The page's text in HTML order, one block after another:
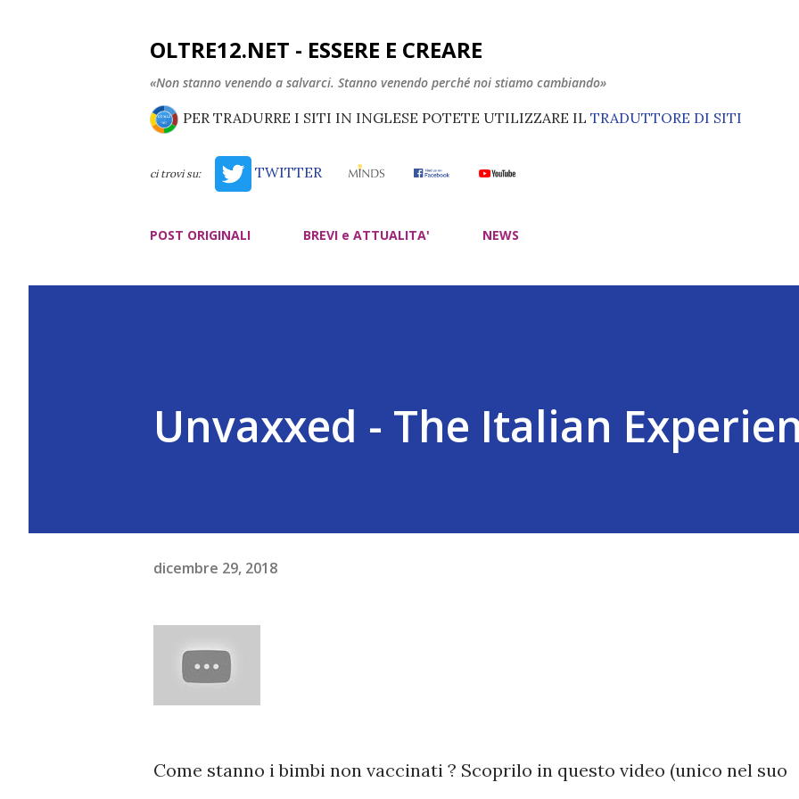
OLTRE12.NET - ESSERE E CREARE
«Non stanno venendo a salvarci. Stanno venendo perché noi stiamo cambiando»
PER TRADURRE I SITI IN INGLESE POTETE UTILIZZARE IL TRADUTTORE DI SITI
ci trovi su: TWITTER
POST ORIGINALI BREVI e ATTUALITA' NEWS
Unvaxxed - The Italian
dicembre 29, 2018
Come stanno i bimbi non vaccinati ? Scoprilo in questo video (unico nel suo